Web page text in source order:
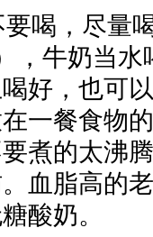
喝，尽量
，牛奶当
好，也可
一餐食物
煮的太沸
血脂高的
酸奶。